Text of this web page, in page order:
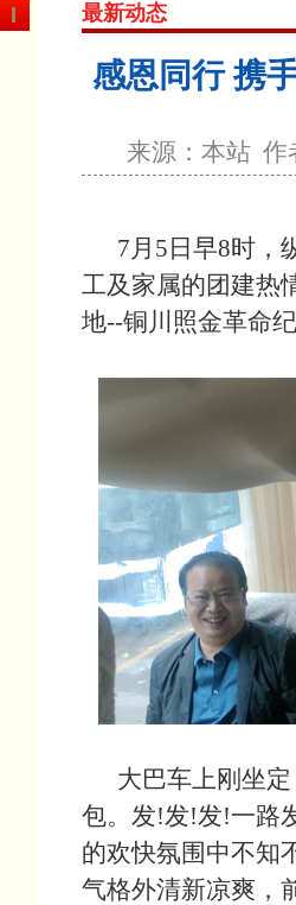
最新动态
感恩同行 携
来源：本站 作
7月5日早8时，
工及家属的团建热
地--铜川照金革命
大巴车上刚坐定
包。发!发!发!一路
的欢快氛围中不知
气格外清新凉爽，